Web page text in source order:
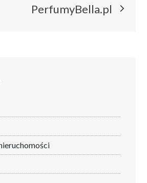
PerfumyBella.pl